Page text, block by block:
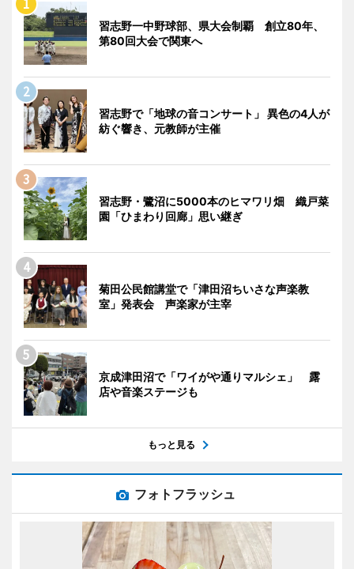
習志野一中野球部、県大会制覇 創立80年、
第80回大会で関東へ
習志野で「地球の音コンサート」 異色の4人が
紡ぐ響き、元教師が主催
習志野・鷺沼に5000本のヒマワリ畑 織戸菜
園「ひまわり回廊」思い継ぎ
菊田公民館講堂で「津田沼ちいさな声楽教
室」発表会 声楽家が主宰
京成津田沼で「ワイがや通りマルシェ」 露
店や音楽ステージも
もっと見る
フォトフラッシュ